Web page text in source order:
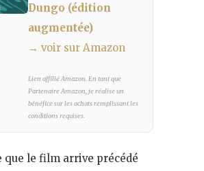
Dungo (édition
augmentée)
→ voir sur Amazon
Lien affilié Amazon. En tant que
Partenaire Amazon, je réalise un
bénéfice sur les achats remplissant les
conditions requises.
que le film arrive précédé